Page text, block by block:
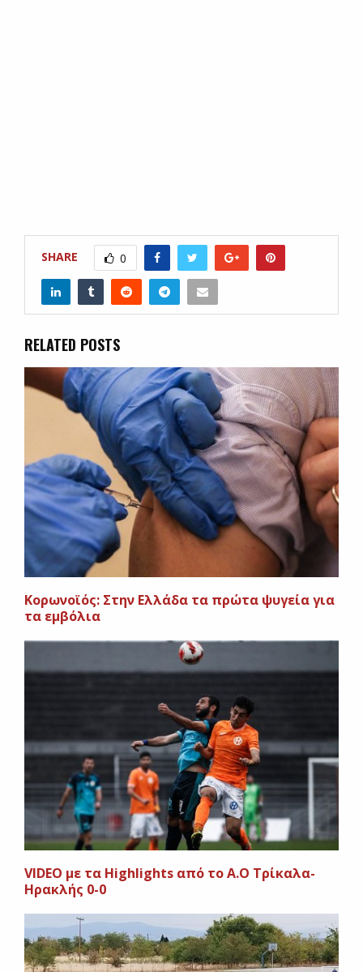
SHARE 0
RELATED POSTS
Κορωνοϊός: Στην Ελλάδα τα πρώτα ψυγεία για
τα εμβόλια
VIDEO με τα Highlights από το Α.Ο Τρίκαλα-
Ηρακλής 0-0